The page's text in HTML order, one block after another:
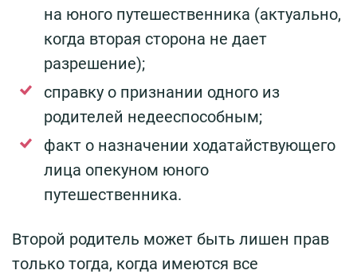
на юного путешественника (актуально,
когда вторая сторона не дает
разрешение);
справку о признании одного из
родителей недееспособным;
факт о назначении ходатайствующего
лица опекуном юного
путешественника.
Второй родитель может быть лишен прав
только тогда, когда имеются все